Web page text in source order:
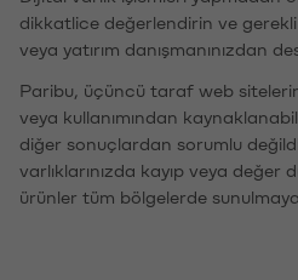
dikkatlice değerlendirin ve
veya yatırım danışmanınızdan
Paribu, üçüncü taraf web
veya kullanımından
diğer sonuçlardan sorumlu
varlıklarınızda kayıp veya değer
ürünler tüm bölgelerde